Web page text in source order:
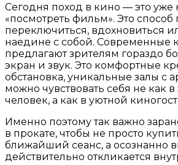
Сегодня поход в кино — это уже
«посмотреть фильм». Это способ
переключиться, вдохновиться
наедине с собой. Современные
предлагают зрителям гораздо
экран и звук. Это комфортные
обстановка, уникальные залы с
можно чувствовать себя не как в
человек, а как в уютной
Именно поэтому так важно
в прокате, чтобы не просто
ближайший сеанс, а осознанно
действительно откликается